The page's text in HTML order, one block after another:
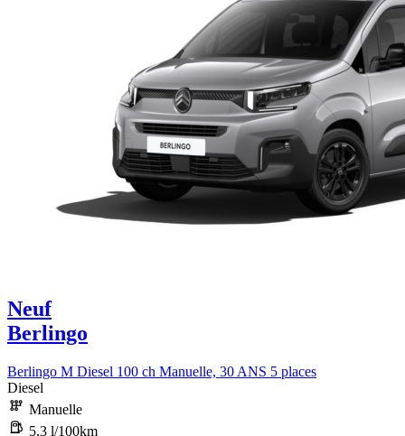
Neuf
Berlingo
Berlingo M Diesel 100 ch Manuelle, 30 ANS 5 places
Diesel
Manuelle
5,3 l/100km